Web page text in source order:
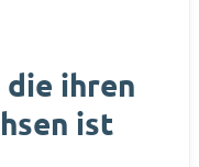
die ihren
ist